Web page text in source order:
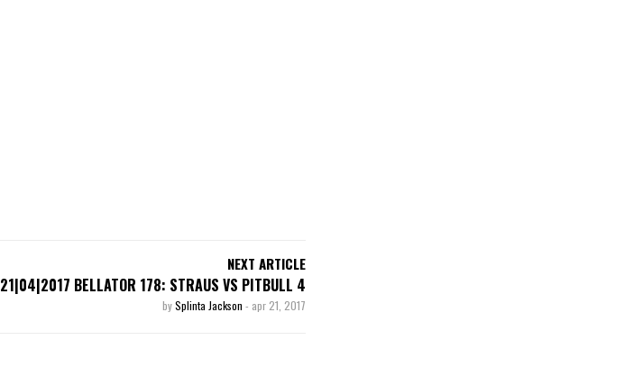
NEXT ARTICLE
21|04|2017 BELLATOR 178: STRAUS VS PITBULL 4
bySplinta Jackson - apr 21, 2017